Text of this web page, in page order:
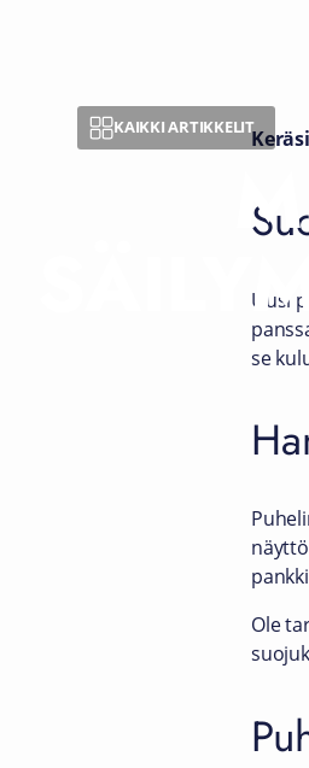
KAIKKI ARTIKKELIT
Uusi
se
Ole